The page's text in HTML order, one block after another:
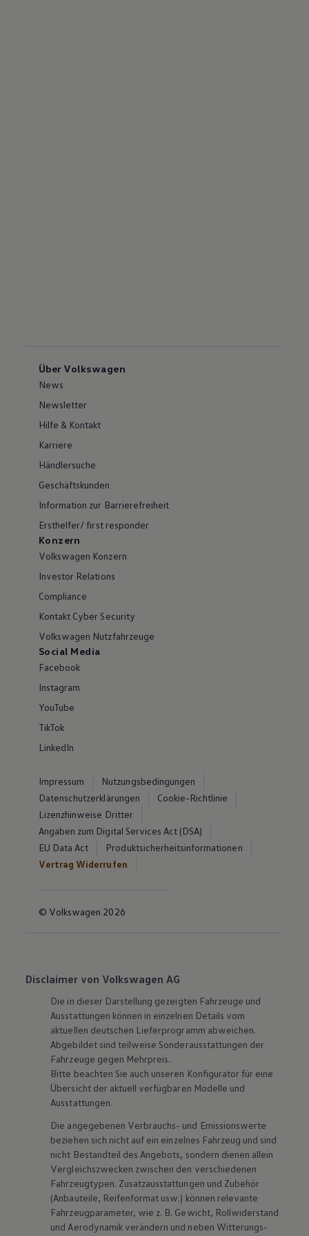
Über Volkswagen
News
Newsletter
Hilfe & Kontakt
Karriere
Händlersuche
Geschäftskunden
Information zur Barrierefreiheit
Ersthelfer/ first responder
Konzern
Volkswagen Konzern
Investor Relations
Compliance
Kontakt Cyber Security
Volkswagen Nutzfahrzeuge
Social Media
Facebook
Instagram
YouTube
TikTok
LinkedIn
Impressum
Nutzungsbedingungen
Datenschutzerklärungen
Cookie-Richtlinie
Lizenzhinweise Dritter
Angaben zum Digital Services Act (DSA)
EU Data Act
Produktsicherheitsinformationen
Vertrag Widerrufen
© Volkswagen 2026
Disclaimer von Volkswagen AG
Die in dieser Darstellung gezeigten Fahrzeuge und
Ausstattungen können in einzelnen Details vom
aktuellen deutschen Lieferprogramm abweichen.
Abgebildet sind teilweise Sonderausstattungen der
Fahrzeuge gegen Mehrpreis.
Bitte beachten Sie auch unseren Konfigurator für eine
Übersicht der aktuell verfügbaren Modelle und
Ausstattungen.
Die angegebenen Verbrauchs- und Emissionswerte
beziehen sich nicht auf ein einzelnes Fahrzeug und sind
nicht Bestandteil des Angebots, sondern dienen allein
Vergleichszwecken zwischen den verschiedenen
Fahrzeugtypen. Zusatzausstattungen und Zubehör
(Anbauteile, Reifenformat usw.) können relevante
Fahrzeugparameter, wie z. B. Gewicht, Rollwiderstand
und Aerodynamik verändern und neben Witterungs-